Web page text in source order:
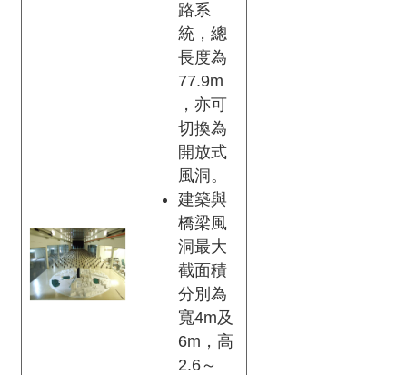
路系
統，總
長度為
77.9m
，亦可
切換為
開放式
風洞。
建築與
橋梁風
洞最大
截面積
分別為
寬4m及
6m，高
2.6～